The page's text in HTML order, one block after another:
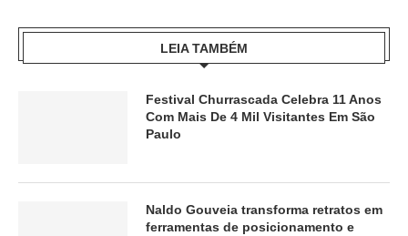
LEIA TAMBÉM
Festival Churrascada Celebra 11 Anos
Com Mais De 4 Mil Visitantes Em São
Paulo
Naldo Gouveia transforma retratos em
ferramentas de posicionamento e